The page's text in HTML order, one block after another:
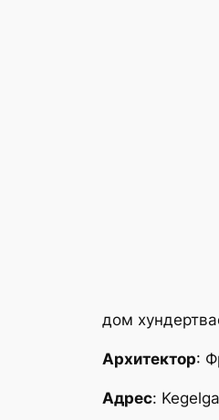
дом
Архитектор:
Адрес: